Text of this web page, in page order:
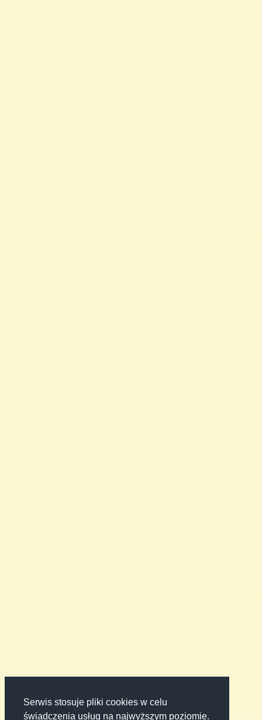
Serwis stosuje pliki cookies w celu
świadczenia usług na najwyższym poziomie.